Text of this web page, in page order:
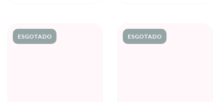
ESGOTADO ESGOTADO